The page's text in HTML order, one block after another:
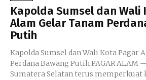
Kapolda Sumsel dan Wali
Alam Gelar Tanam
Putih
Kapolda Sumsel dan Wali Kota Pagar
Perdana Bawang Putih PAGAR ALAM — Kepolisian Daerah
Sumatera Selatan terus